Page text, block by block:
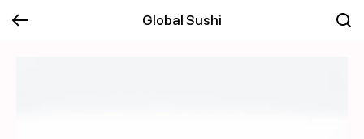
Global Sushi